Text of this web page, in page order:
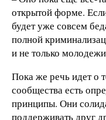
открытой форме.
будет уже совсем
полной
и не только
Пока же речь идет о
сообщества есть
принципы. Они
поддерживать друг